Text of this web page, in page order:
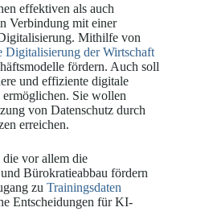
effektiven als auch
Verbindung mit einer
Mithilfe von
Digitalisierung der Wirtschaft
fördern. Auch soll
und effiziente digitale
Sie wollen
von Datenschutz durch
erreichen.
vor allem die
und Bürokratieabbau fördern
zu Trainingsdaten
Entscheidungen für KI-